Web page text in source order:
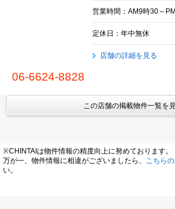
営業時間：AM9時30～
定休日：年中無休
店舗の詳細を見る
06-6624-8828
この店舗の掲載物件一覧を
※CHINTAIは物件情報の精度向上に努めております。
万が一、物件情報に相違がございましたら、
こちら
い。